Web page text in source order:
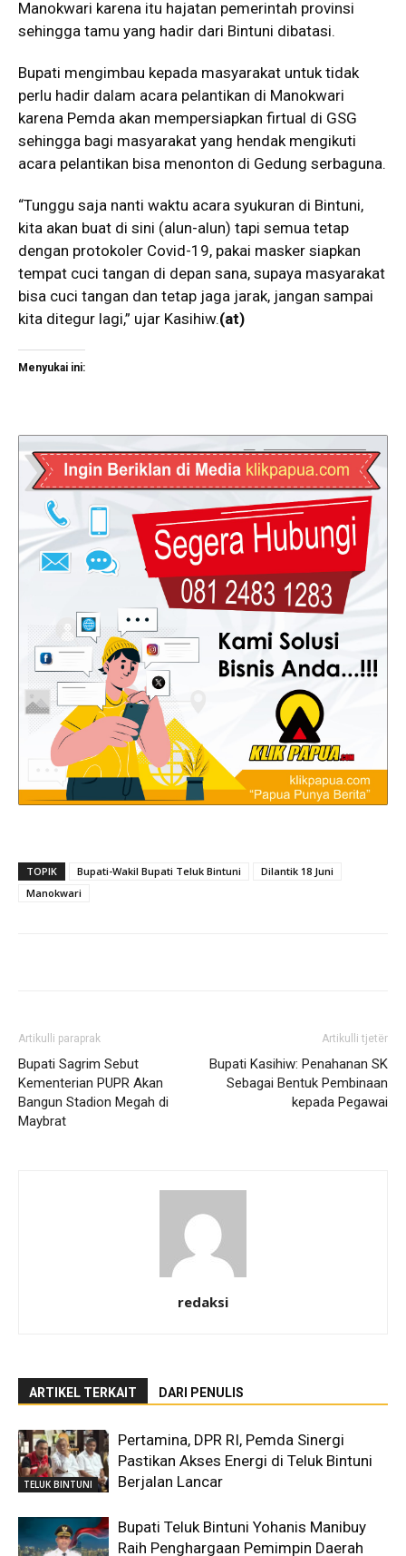
Manokwari karena itu hajatan pemerintah provinsi
sehingga tamu yang hadir dari Bintuni dibatasi.
Bupati mengimbau kepada masyarakat untuk tidak
perlu hadir dalam acara pelantikan di Manokwari
karena Pemda akan mempersiapkan firtual di GSG
sehingga bagi masyarakat yang hendak mengikuti
acara pelantikan bisa menonton di Gedung serbaguna.
“Tunggu saja nanti waktu acara syukuran di Bintuni,
kita akan buat di sini (alun-alun) tapi semua tetap
dengan protokoler Covid-19, pakai masker siapkan
tempat cuci tangan di depan sana, supaya masyarakat
bisa cuci tangan dan tetap jaga jarak, jangan sampai
kita ditegur lagi,” ujar Kasihiw.(at)
Menyukai ini:
TOPIK Bupati-Wakil Bupati Teluk Bintuni
Dilantik 18 Juni
Manokwari
Artikulli paraprak
Bupati Sagrim Sebut
Kementerian PUPR Akan
Bangun Stadion Megah di
Maybrat
Artikulli tjetër
Bupati Kasihiw: Penahanan SK
Sebagai Bentuk Pembinaan
kepada Pegawai
redaksi
ARTIKEL TERKAIT DARI PENULIS
TELUK BINTUNI
Pertamina, DPR RI, Pemda Sinergi
Pastikan Akses Energi di Teluk Bintuni
Berjalan Lancar
Bupati Teluk Bintuni Yohanis Manibuy
Raih Penghargaan Pemimpin Daerah